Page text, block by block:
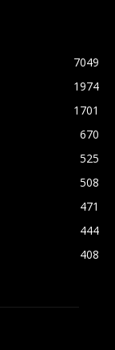
7049
1974
1701
670
525
508
471
444
408